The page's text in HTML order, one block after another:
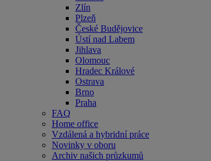
Zlín
Plzeň
České Budějovice
Ústí nad Labem
Jihlava
Olomouc
Hradec Králové
Ostrava
Brno
Praha
FAQ
Home office
Vzdálená a hybridní práce
Novinky v oboru
Archiv našich průzkumů